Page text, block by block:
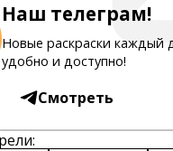
Наш телеграм!
Новые раскраски каждый
удобно и доступно!
Смотреть